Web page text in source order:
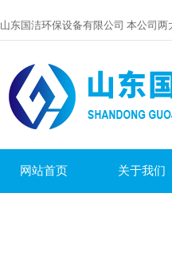
山东国洁环保设备有限公司 本公司两
网站首页 关于我们